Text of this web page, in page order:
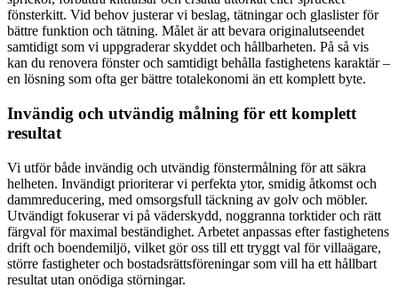
fönsterkitt. Vid behov justerar vi beslag, tätningar och glaslister för
bättre funktion och tätning. Målet är att bevara originalutseendet
samtidigt som vi uppgraderar skyddet och hållbarheten. På så vis
kan du renovera fönster och samtidigt behålla fastighetens karaktär –
en lösning som ofta ger bättre totalekonomi än ett komplett byte.
Invändig och utvändig målning för ett komplett
resultat
Vi utför både invändig och utvändig fönstermålning för att säkra
helheten. Invändigt prioriterar vi perfekta ytor, smidig åtkomst och
dammreducering, med omsorgsfull täckning av golv och möbler.
Utvändigt fokuserar vi på väderskydd, noggranna torktider och rätt
färgval för maximal beständighet. Arbetet anpassas efter fastighetens
drift och boendemiljö, vilket gör oss till ett tryggt val för villaägare,
större fastigheter och bostadsrättsföreningar som vill ha ett hållbart
resultat utan onödiga störningar.